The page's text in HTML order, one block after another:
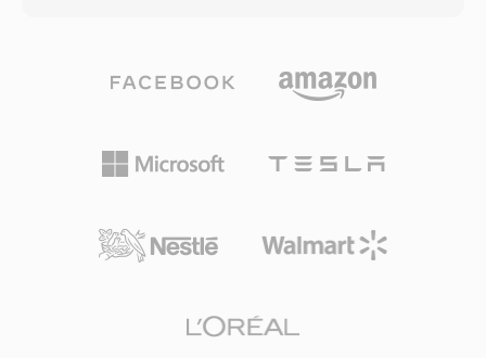
Salah satu keunggulan signifikannya adalah
kompatibilitas yang hampir universal dengan
memastikan pemutaran yang andal di berbagai
baru seperti MP4 telah menggantikan 3G2
untuk sebagian besar keperluan, format ini
lawas dan untuk situasi di mana ukuran file
ucapan codec dengan kemampuan streaming
narrowband pada 8 kHz, wideband pada 16
kHz, dan ultra-wideband pada 32 kHz —
beradaptasi secara real-time terhadap
dan berlisensi BSD, yang memungkinkan